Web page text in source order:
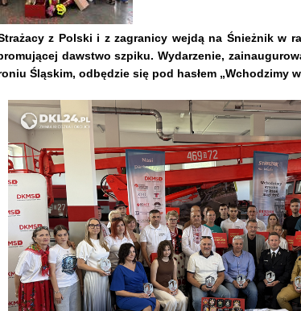
z Polski i z zagranicy wejdą na Śnieżnik w
dawstwo szpiku. Wydarzenie,
Śląskim, odbędzie się pod hasłem „Wchodzimy